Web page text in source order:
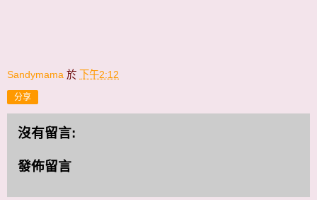
Sandymama 於 下午2:12
分享
沒有留言:
發佈留言